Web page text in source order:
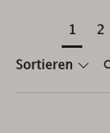
Sortieren
1 2